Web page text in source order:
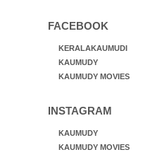
FACEBOOK
KERALAKAUMUDI
KAUMUDY
KAUMUDY MOVIES
INSTAGRAM
KAUMUDY
KAUMUDY MOVIES